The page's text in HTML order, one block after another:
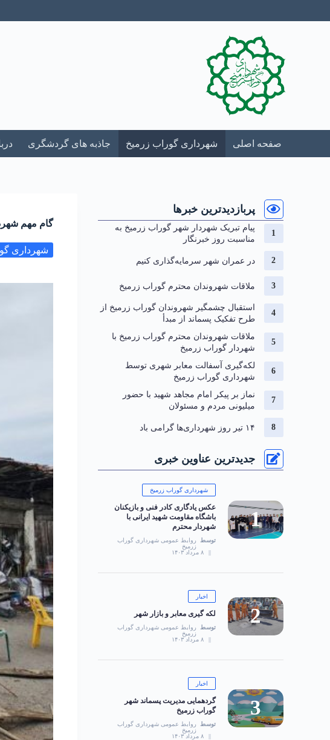
صفحه اصلی شهرداری گوراب زرمیخ جاذبه های گردشگری
گام مهم
شهرداری
پربازدیدترین خبرها
پیام تبریک شهردار شهر گوراب زرمیخ به
مناسبت روز خبرنگار
در عمران شهر سرمایه‌گذاری کنیم
ملاقات شهروندان محترم گوراب زرمیخ
استقبال چشمگیر شهروندان گوراب زرمیخ از
طرح تفکیک پسماند از مبدأ
ملاقات شهروندان محترم گوراب زرمیخ با
شهردار گوراب زرمیخ
لکه‌گیری آسفالت معابر شهری توسط
شهرداری گوراب زرمیخ
نماز بر پیکر امام مجاهد شهید با حضور
میلیونی مردم و مسئولان
۱۴ تیر روز شهرداری‌ها گرامی باد
جدیدترین عناوین خبری
شهرداری گوراب زرمیخ
عکس یادگاری کادر فنی و بازیکنان
باشگاه مقاومت شهید ایرانی با
شهردار محترم
توسط
روابط عمومی شهرداری گوراب
زرمیخ
۸ مرداد ۱۴۰۳
اخبار
لکه گیری معابر و بازار شهر
توسط
روابط عمومی شهرداری گوراب
زرمیخ
۸ مرداد ۱۴۰۳
اخبار
گردهمایی مدیریت پسماند شهر
گوراب زرمیخ
توسط
روابط عمومی شهرداری گوراب
زرمیخ
۸ مرداد ۱۴۰۳